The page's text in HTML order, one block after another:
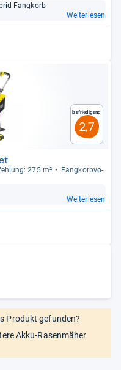
​Fang­korb
Weiterlesen
Befriedigend
2,7
275 m²
Fang­korb­vo­
Weiterlesen
Produkt gefunden?
Akku-Rasenmäher